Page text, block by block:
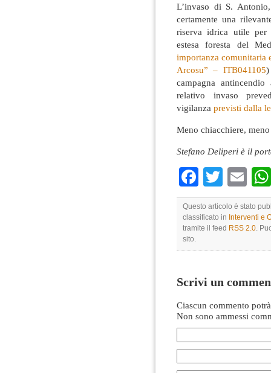
L’invaso di S.
certamente una
riserva idrica utile per
estesa foresta del
importanza comunitaria
Arcosu” – ITB041105)
campagna
relativo invaso
vigilanza previsti dalla
Meno chiacchiere,
Stefano Deliperi è il
Questo articolo è stato
classificato in Interventi e
tramite il feed RSS 2.0.
sito.
Scrivi un
Ciascun commento
Non sono ammessi